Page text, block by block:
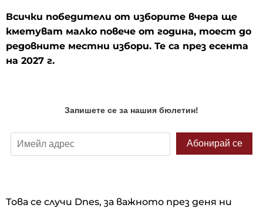
Всички победители от изборите вчера ще
кметуват малко повече от година, тоест до
редовните местни избори. Те са през есента
на 2027 г.
Това се случи Dnes, за важното през деня ни